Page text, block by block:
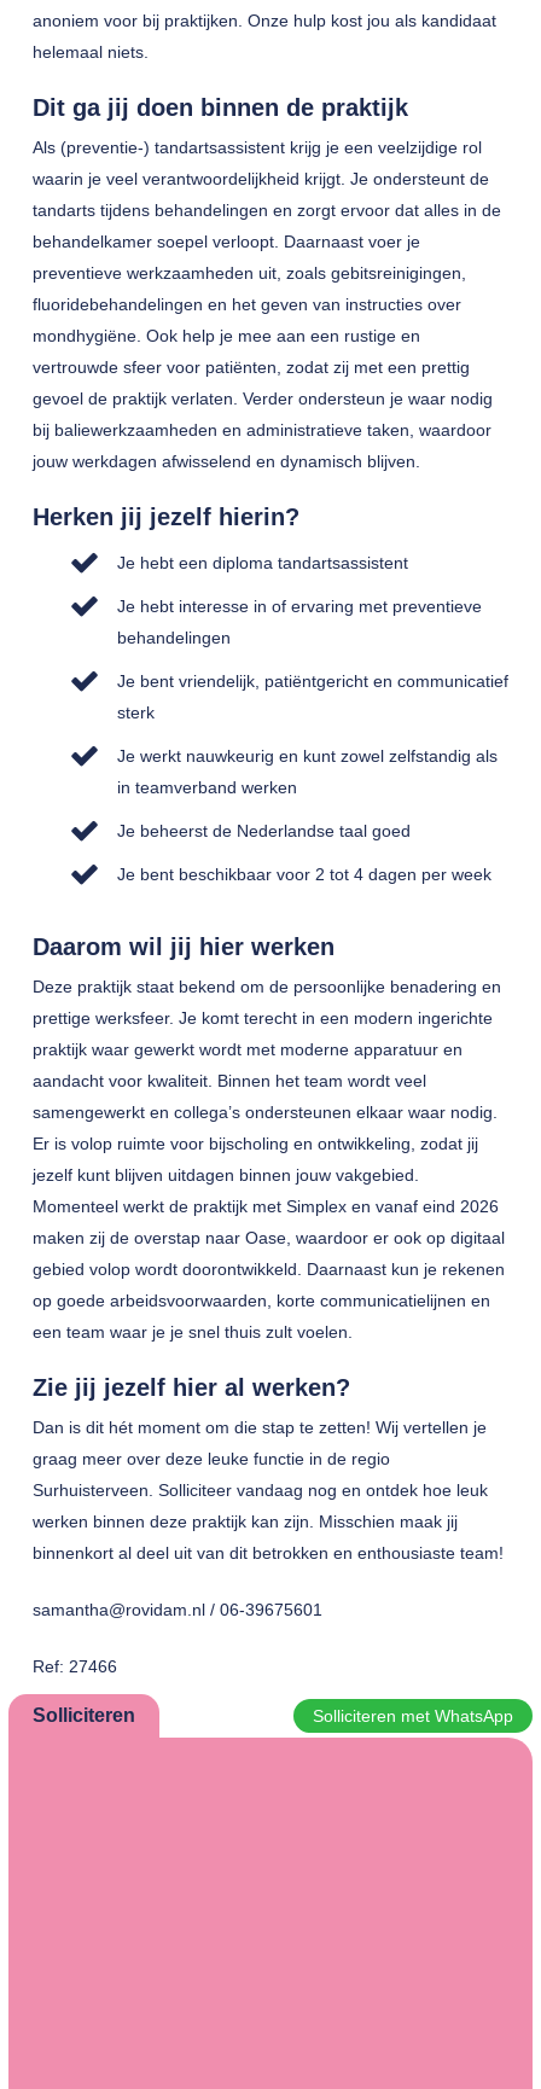
anoniem voor bij praktijken. Onze hulp kost jou als kandidaat
helemaal niets.
Dit ga jij doen binnen de praktijk
Als (preventie-) tandartsassistent krijg je een veelzijdige rol
waarin je veel verantwoordelijkheid krijgt. Je ondersteunt de
tandarts tijdens behandelingen en zorgt ervoor dat alles in de
behandelkamer soepel verloopt. Daarnaast voer je
preventieve werkzaamheden uit, zoals gebitsreinigingen,
fluoridebehandelingen en het geven van instructies over
mondhygiëne. Ook help je mee aan een rustige en
vertrouwde sfeer voor patiënten, zodat zij met een prettig
gevoel de praktijk verlaten. Verder ondersteun je waar nodig
bij baliewerkzaamheden en administratieve taken, waardoor
jouw werkdagen afwisselend en dynamisch blijven.
Herken jij jezelf hierin?
Je hebt een diploma tandartsassistent
Je hebt interesse in of ervaring met preventieve
behandelingen
Je bent vriendelijk, patiëntgericht en communicatief
sterk
Je werkt nauwkeurig en kunt zowel zelfstandig als
in teamverband werken
Je beheerst de Nederlandse taal goed
Je bent beschikbaar voor 2 tot 4 dagen per week
Daarom wil jij hier werken
Deze praktijk staat bekend om de persoonlijke benadering en
prettige werksfeer. Je komt terecht in een modern ingerichte
praktijk waar gewerkt wordt met moderne apparatuur en
aandacht voor kwaliteit. Binnen het team wordt veel
samengewerkt en collega’s ondersteunen elkaar waar nodig.
Er is volop ruimte voor bijscholing en ontwikkeling, zodat jij
jezelf kunt blijven uitdagen binnen jouw vakgebied.
Momenteel werkt de praktijk met Simplex en vanaf eind 2026
maken zij de overstap naar Oase, waardoor er ook op digitaal
gebied volop wordt doorontwikkeld. Daarnaast kun je rekenen
op goede arbeidsvoorwaarden, korte communicatielijnen en
een team waar je je snel thuis zult voelen.
Zie jij jezelf hier al werken?
Dan is dit hét moment om die stap te zetten! Wij vertellen je
graag meer over deze leuke functie in de regio
Surhuisterveen. Solliciteer vandaag nog en ontdek hoe leuk
werken binnen deze praktijk kan zijn. Misschien maak jij
binnenkort al deel uit van dit betrokken en enthousiaste team!
samantha@rovidam.nl / 06-39675601
Ref: 27466
Solliciteren Solliciteren met WhatsApp